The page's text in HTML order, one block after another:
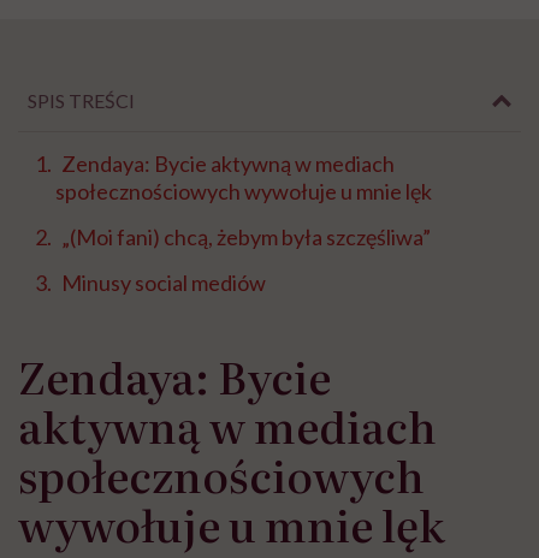
SPIS TREŚCI
Zendaya: Bycie aktywną w mediach
społecznościowych wywołuje u mnie lęk
„(Moi fani) chcą, żebym była szczęśliwa”
Minusy social mediów
Zendaya: Bycie
aktywną w mediach
społecznościowych
wywołuje u mnie lęk